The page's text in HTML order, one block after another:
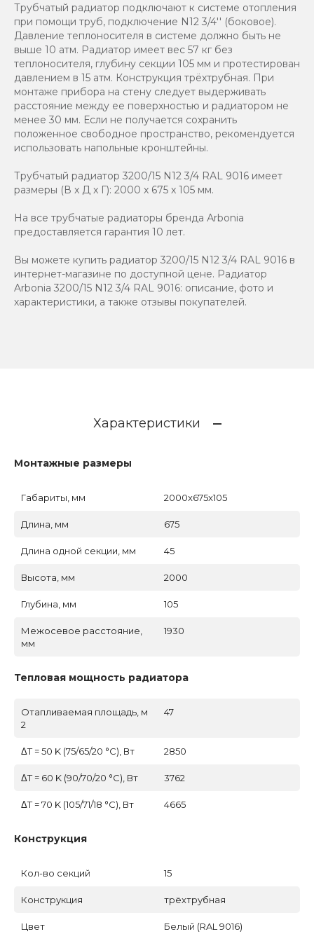
Трубчатый радиатор подключают к системе отопления
при помощи труб, подключение N12 3/4'' (боковое).
Давление теплоносителя в системе должно быть не
выше 10 атм. Радиатор имеет вес 57 кг без
теплоносителя, глубину секции 105 мм и протестирован
давлением в 15 атм. Конструкция трёхтрубная. При
монтаже прибора на стену следует выдерживать
расстояние между ее поверхностью и радиатором не
менее 30 мм. Если не получается сохранить
положенное свободное пространство, рекомендуется
использовать напольные кронштейны.
Трубчатый радиатор 3200/15 N12 3/4 RAL 9016 имеет
размеры (В x Д x Г): 2000 x 675 x 105 мм.
На все трубчатые радиаторы бренда Аrbonia
предоставляется гарантия 10 лет.
Вы можете купить радиатор 3200/15 N12 3/4 RAL 9016 в
интернет-магазине по доступной цене. Радиатор
Arbonia 3200/15 N12 3/4 RAL 9016: описание, фото и
характеристики, а также отзывы покупателей.
Характеристики
Монтажные размеры
Габариты, мм 2000x675x105
Длина, мм 675
Длина одной секции, мм 45
Высота, мм 2000
Глубина, мм 105
Межосевое расстояние,
мм
1930
Тепловая мощность радиатора
Отапливаемая площадь, м
2
47
ΔT = 50 K (75/65/20 °C), Вт 2850
ΔT = 60 K (90/70/20 °C), Вт 3762
ΔT = 70 K (105/71/18 °C), Вт 4665
Конструкция
Кол-во секций 15
Конструкция трёхтрубная
Цвет Белый (RAL 9016)